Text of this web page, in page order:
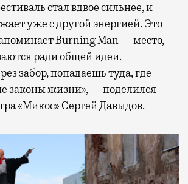
стал вдвое сильнее, и
уже с другой энергией. Это
Burning Man — место,
ради общей идеи.
забор, попадаешь туда, где
законы жизни», — поделился
«Микос» Сергей Давыдов.